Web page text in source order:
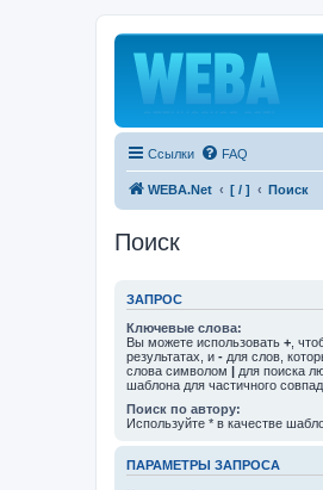
Ссылки FAQ
WEBA.Net [ / ] Поиск
Поиск
ЗАПРОС
Ключевые слова:
Вы можете использовать + ,
результатах, и - для слов,
слова символом | для поиска
шаблона для частичного
Поиск по автору:
Используйте * в качестве
ПАРАМЕТРЫ ЗАПРОСА